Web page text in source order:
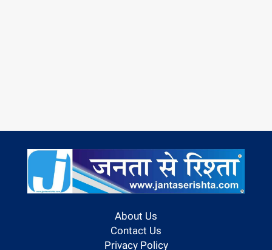
About Us
Contact Us
Privacy Policy